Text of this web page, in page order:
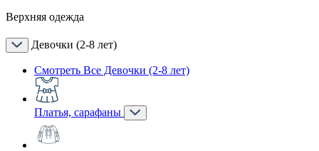
Верхняя одежда
Девочки (2-8 лет)
Смотреть Все Девочки (2-8 лет)
Платья, сарафаны